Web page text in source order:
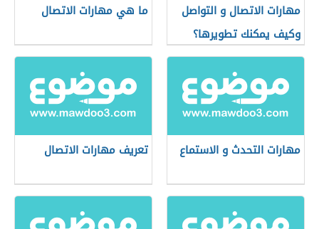
​مهارات الاتصال و التواصل
وكيف يمكنك تطويرها؟
ما هي مهارات الاتصال
مهارات التحدث و الاستماع تعريف مهارات الاتصال